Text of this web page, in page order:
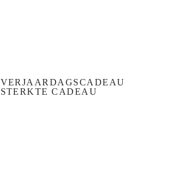
VERJAARDAGSCADEAU
STERKTE CADEAU